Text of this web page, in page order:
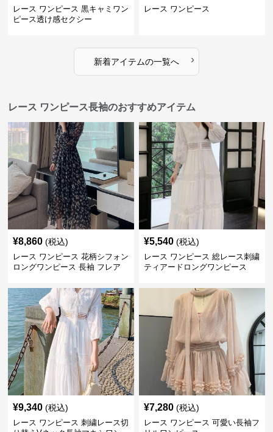
レース ワンピース 黒キャミワン
ピース透け感セクシー
レース ワンピース
新着アイテムの一覧へ ›
レース ワンピース長袖のおすすめアイテム
¥8,860 (税込)
レース ワンピース 花柄シフォン
ロングワンピース 長袖 フレア
¥5,540 (税込)
レース ワンピース 総レース刺繍
ティアードロングワンピース
¥9,340 (税込)
レース ワンピース 刺繍レース切
¥7,280 (税込)
レース ワンピース 可愛い長袖フ